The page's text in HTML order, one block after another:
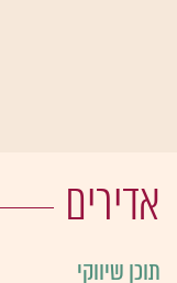
אדירים
תוכן שיווקי